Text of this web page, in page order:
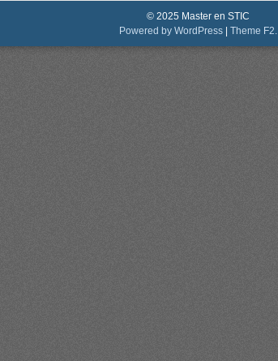
© 2025 Master en STIC
Powered by WordPress
Theme F2.